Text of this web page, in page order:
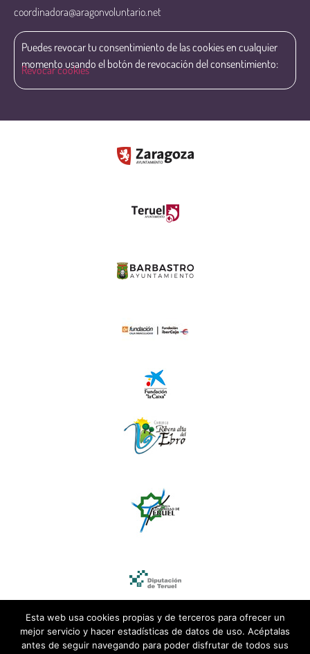
coordinadora@aragonvoluntario.net
Puedes revocar tu consentimiento de las cookies en cualquier
momento usando el botón de revocación del consentimiento:
Revocar cookies
Esta web usa cookies propias y de terceros para ofrecer un
mejor servicio y hacer estadísticas de datos de uso. Acéptalas
antes de seguir navegando para poder disfrutar de todos sus